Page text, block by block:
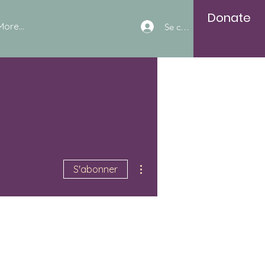
Se connecter
Donate
S'abonner